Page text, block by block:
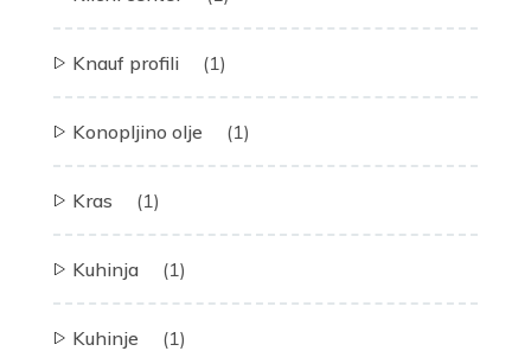
Knauf profili (1)
Konopljino olje (1)
Kras (1)
Kuhinja (1)
Kuhinje (1)